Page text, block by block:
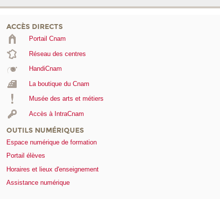
ACCÈS DIRECTS
Portail Cnam
Réseau des centres
HandiCnam
La boutique du Cnam
Musée des arts et métiers
Accès à IntraCnam
OUTILS NUMÉRIQUES
Espace numérique de formation
Portail élèves
Horaires et lieux d'enseignement
Assistance numérique